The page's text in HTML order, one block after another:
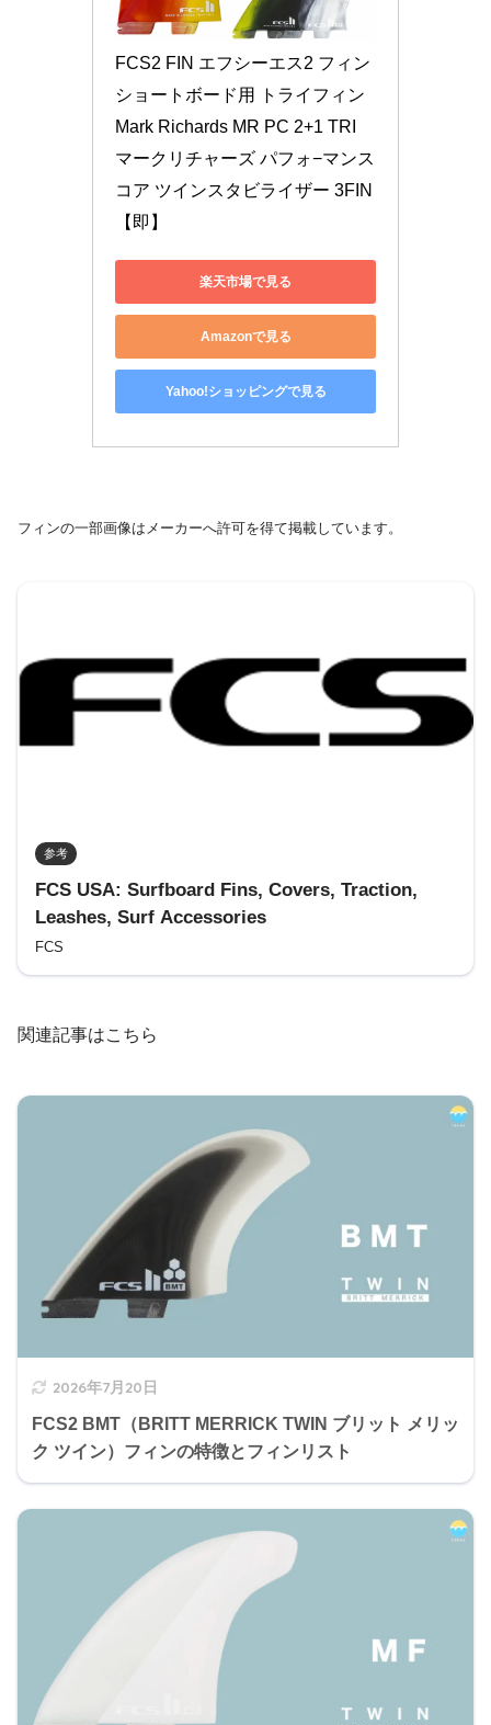
FCS2 FIN エフシーエス2 フィン
ショートボード用 トライフィン
Mark Richards MR PC 2+1 TRI
マークリチャーズ パフォ−マンス
コア ツインスタビライザー 3FIN
【即】
楽天市場で見る
Amazonで見る
Yahoo!ショッピングで見る
フィンの一部画像はメーカーへ許可を得て掲載しています。
参考
FCS USA: Surfboard Fins, Covers, Traction,
Leashes, Surf Accessories
FCS
関連記事はこちら
2026年7月20日
FCS2 BMT（BRITT MERRICK TWIN ブリット メリッ
ク ツイン）フィンの特徴とフィンリスト